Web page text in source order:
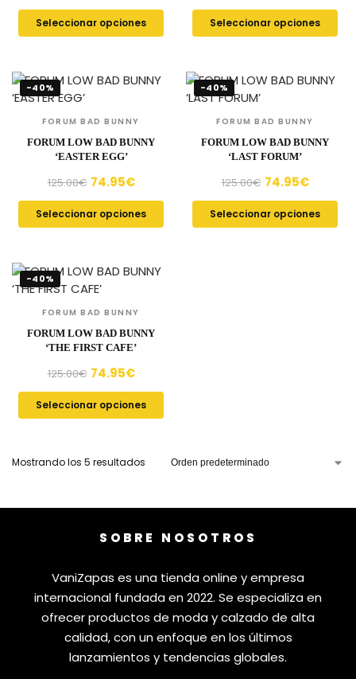
Seleccionar opciones Seleccionar opciones
-40%
FORUM BAD BUNNY
FORUM LOW BAD BUNNY
‘EASTER EGG’
125.00€ 74.95€
Seleccionar opciones
-40%
FORUM BAD BUNNY
FORUM LOW BAD BUNNY
‘LAST FORUM’
125.00€ 74.95€
Seleccionar opciones
-40%
FORUM BAD BUNNY
FORUM LOW BAD BUNNY
‘THE FIRST CAFE’
125.00€ 74.95€
Seleccionar opciones
Mostrando los 5 resultados
SOBRE NOSOTROS
VaniZapas es una tienda online y empresa
internacional fundada en 2022. Se especializa en
ofrecer productos de moda y calzado de alta
calidad, con un enfoque en los últimos
lanzamientos y tendencias globales.